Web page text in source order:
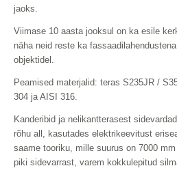
jaoks.
Viimase 10 aasta jooksul on ka esile
näha neid reste ka
objektidel.
Peamised materjalid: teras S235JR /
304 ja AISI 316.
Kanderibid ja nelikantterasest
rõhu all, kasutades elektrikeevitust
saame tooriku, mille suurus on 7000
piki sidevarrast, varem kokkulepitud